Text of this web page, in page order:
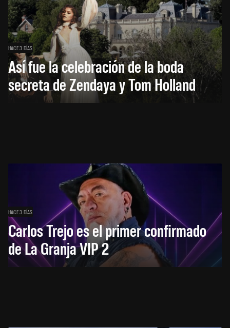
HACE 3 DÍAS
Así fue la celebración de la boda
secreta de Zendaya y Tom Holland
HACE 3 DÍAS
Carlos Trejo es el primer confirmado
de La Granja VIP 2